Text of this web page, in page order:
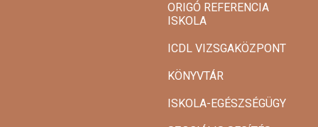
ORIGÓ REFERENCIA
ISKOLA
ICDL VIZSGAKÖZPONT
KÖNYVTÁR
ISKOLA-EGÉSZSÉGÜGY